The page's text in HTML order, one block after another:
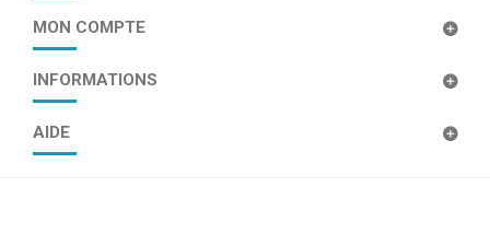
MON COMPTE
INFORMATIONS
AIDE